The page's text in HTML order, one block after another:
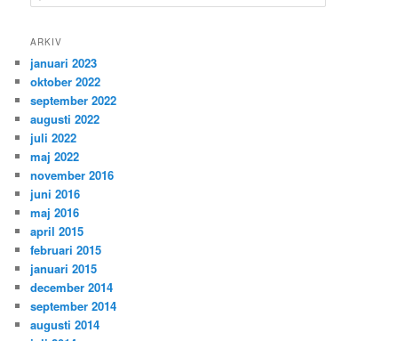
ö
ARKIV
januari 2023
oktober 2022
september 2022
augusti 2022
juli 2022
maj 2022
november 2016
juni 2016
maj 2016
april 2015
februari 2015
januari 2015
december 2014
september 2014
augusti 2014